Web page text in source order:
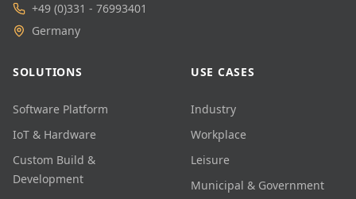
+49 (0)331 - 76993401
Germany
SOLUTIONS
Software Platform
IoT & Hardware
Custom Build &
Development
USE CASES
Industry
Workplace
Leisure
Municipal & Government